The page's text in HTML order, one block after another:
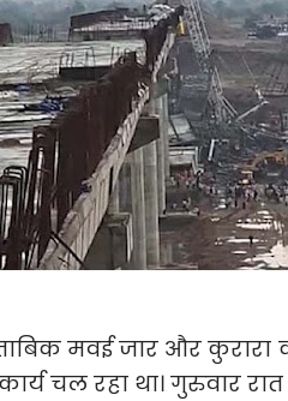
मवई जार और कुरारा
चल रहा था। गुरुवार